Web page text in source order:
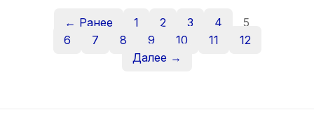
← Ранее 1 2 3 4
5
6
7 8 9 10 11
12
Далее →